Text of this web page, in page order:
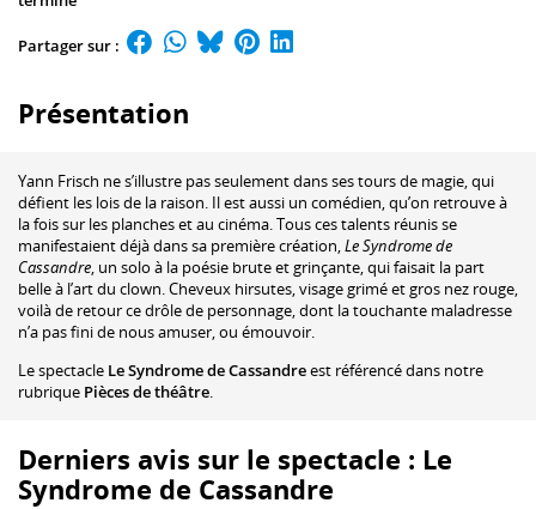
Partager sur :
Présentation
Yann Frisch ne s’illustre pas seulement dans ses tours de magie, qui
défient les lois de la raison. Il est aussi un comédien, qu’on retrouve à
la fois sur les planches et au cinéma. Tous ces talents réunis se
manifestaient déjà dans sa première création,Le Syndrome de
Cassandre, un solo à la poésie brute et grinçante, qui faisait la part
belle à l’art du clown. Cheveux hirsutes, visage grimé et gros nez rouge,
voilà de retour ce drôle de personnage, dont la touchante maladresse
n’a pas fini de nous amuser, ou émouvoir.
Le spectacle Le Syndrome de Cassandreest référencé dans notre
rubrique Pièces de théâtre.
Derniers avis sur le spectacle : Le
Syndrome de Cassandre